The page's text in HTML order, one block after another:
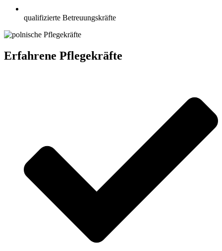
qualifizierte Betreuungskräfte
Erfahrene Pflegekräfte